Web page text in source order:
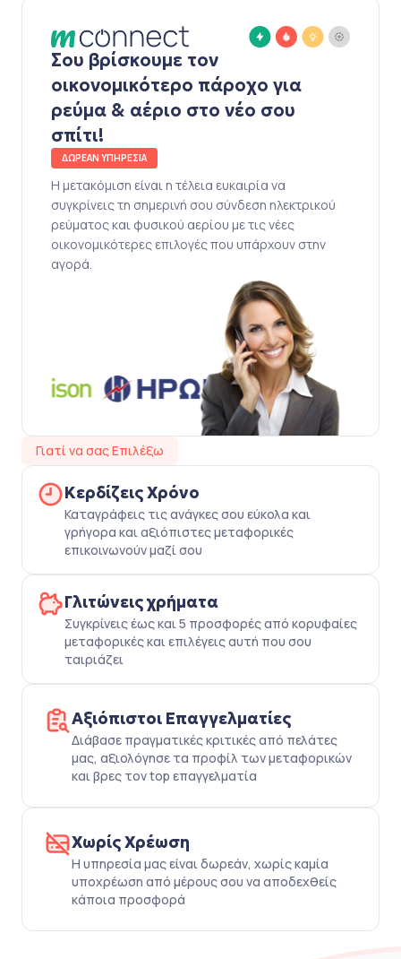
Σου βρίσκουμε τον
οικονομικότερο πάροχο για
ρεύμα & αέριο στο νέο σου
σπίτι!
ΔΩΡΕΑΝ ΥΠΗΡΕΣΙΑ
Η μετακόμιση είναι η τέλεια ευκαιρία να
συγκρίνεις τη σημερινή σου σύνδεση ηλεκτρικού
ρεύματος και φυσικού αερίου με τις νέες
οικονομικότερες επιλογές που υπάρχουν στην
αγορά.
Γιατί να σας Επιλέξω
Κερδίζεις Χρόνο
Καταγράφεις τις ανάγκες σου εύκολα και
γρήγορα και αξιόπιστες μεταφορικές
επικοινωνούν μαζί σου
Γλιτώνεις χρήματα
Συγκρίνεις έως και 5 προσφορές από κορυφαίες
μεταφορικές και επιλέγεις αυτή που σου
ταιριάζει
Αξιόπιστοι Επαγγελματίες
Διάβασε πραγματικές κριτικές από πελάτες
μας, αξιολόγησε τα προφίλ των μεταφορικών
και βρες τον top επαγγελματία
Χωρίς Χρέωση
Η υπηρεσία μας είναι δωρεάν, χωρίς καμία
υποχρέωση από μέρους σου να αποδεχθείς
κάποια προσφορά